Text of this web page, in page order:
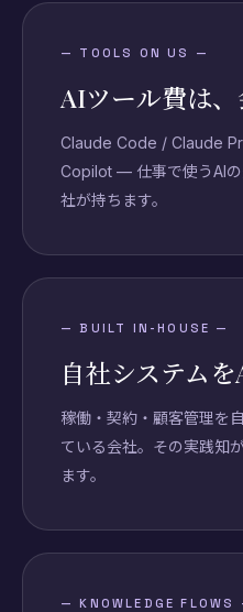
— TOOLS ON US —
AIツール費は
Claude Code / Claude
Copilot — 仕事で使うAI
社が持ちます。
—BUILT IN-HOUSE —
自社システム
稼働・契約・顧客管理を
ている会社。その実践知
ます。
—KNOWLEDGE FLOWS